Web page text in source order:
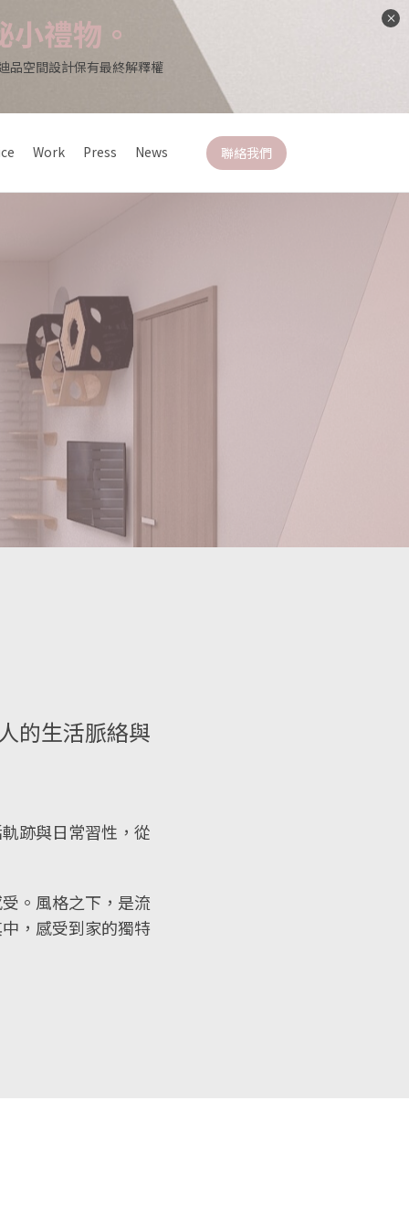
禮物。
品空間設計保有最終解釋權
Work Press News 聯絡我們
的生活脈絡與
跡與日常習性，從
。風格之下，是流
，感受到家的獨特